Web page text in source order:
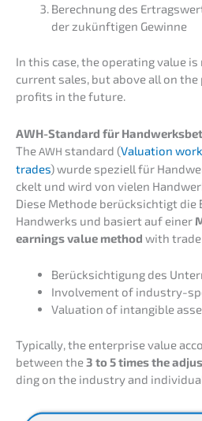
Berech­nung des
der zukünf­ti­gen Gewinne
In this case, the opera­ting value
current sales, but above all on
profits in the future.
AWH-Standard für
TheAWH standard (Valua­ti­on
trades) wurde spezi­ell für
ckelt und wird von vielen
Diese Metho­de berück­sich­tigt die
Handwerks und basiert auf einer
earnings value method with
Berück­sich­ti­gung des
Invol­vement of indus­try-
Valua­ti­on of intan­gi­ble
Typical­ly, the enter­pri­se value
between the3 to 5 times the
ding on the indus­try and